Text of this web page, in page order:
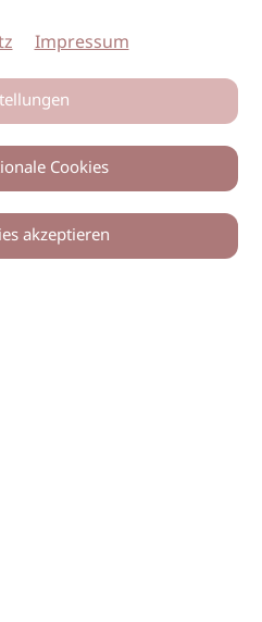
Impressum
Cookies
akzeptieren